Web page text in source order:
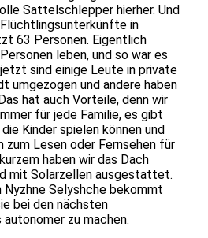
Sattelschlepper hierher. Und
in
63 Personen. Eigentlich
leben, und so war es
sind einige Leute in private
umgezogen und andere haben
hat auch Vorteile, denn wir
für jede Familie, es gibt
Kinder spielen können und
zum Lesen oder Fernsehen für
haben wir das Dach
mit Solarzellen ausgestattet.
Nyzhne Selyshche bekommt
bei den nächsten
zu machen.